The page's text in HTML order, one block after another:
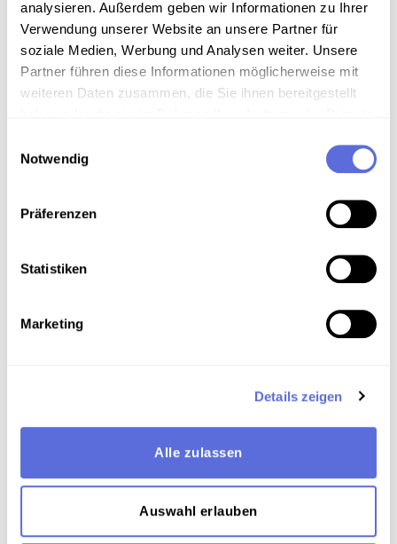
analysieren. Außerdem geben wir Informationen zu Ihrer
Verwendung unserer Website an unsere Partner für
soziale Medien, Werbung und Analysen weiter. Unsere
Partner führen diese Informationen möglicherweise mit
weiteren Daten zusammen, die Sie ihnen bereitgestellt
Notwendig
Präferenzen
Statistiken
Marketing
Details zeigen
Alle zulassen
Auswahl erlauben
Sammlungsgeschichte
Sammlung ÖWF
Nationalsozialismus und Volkskunde: zu den Filmen
von Richard Wolfram
Rituale und ihre Dokumentation
der ÖWF-Sammlung
Anmerkungen zur Geschichte des ethnographischen
bzw. ethnologischen Films